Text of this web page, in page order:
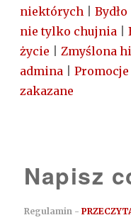
niektórych
Bydło
nie tylko chujnia
życie
Zmyślona
admina
zakazane
Napisz
Regulamin -